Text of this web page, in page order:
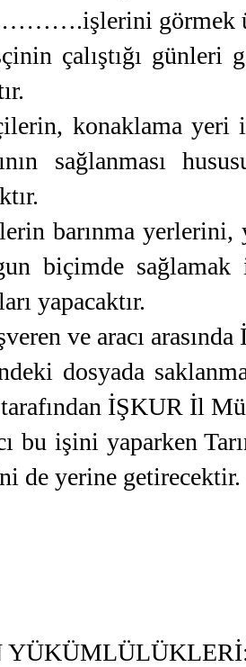
görmek
günleri
yeri ile
sağlanması
yerlerini,
biçimde
yapacaktır.
ve aracı arasında
dosyada
İŞKUR İl
yaparken
de yerine getirecektir.